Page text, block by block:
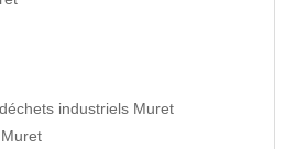
industriels Muret